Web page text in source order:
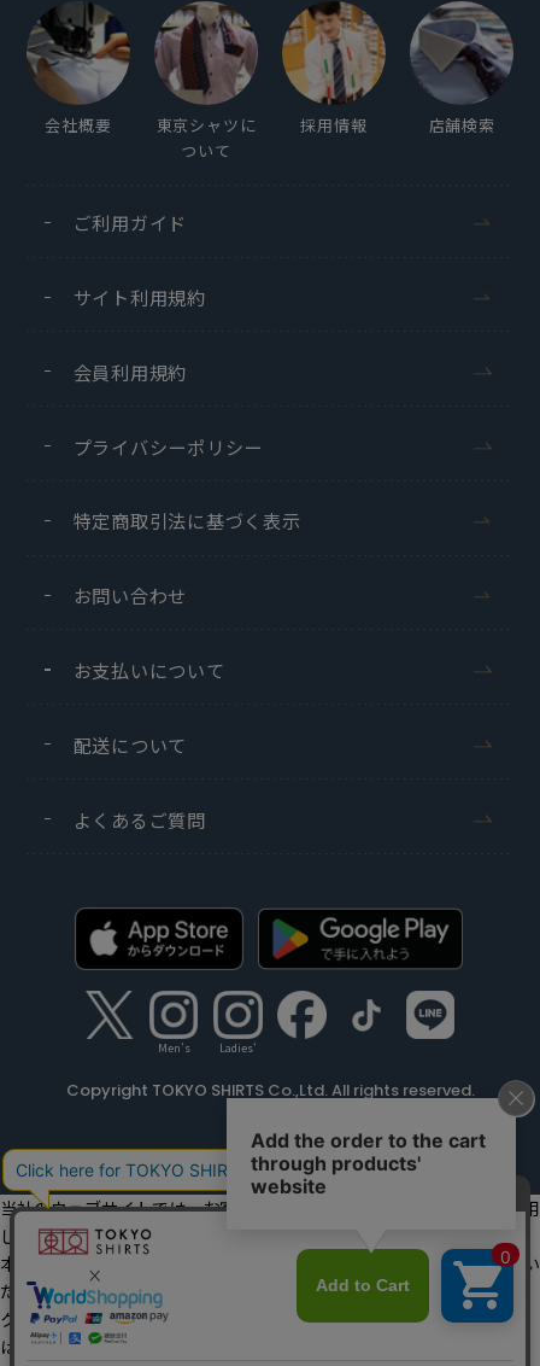
会社概要
東京シャツに
ついて
採用情報 店舗検索
ご利用ガイド
サイト利用規約
会員利用規約
プライバシーポリシー
特定商取引法に基づく表示
お問い合わせ
お支払いについて
配送について
よくあるご質問
Men's Ladies'
Copyright TOKYO SHIRTS Co.,Ltd. All rights reserved.
当社のウェブサイトでは、お客様の利便性向上のためにクッキーを利用
しています。
本ウェブサイトをこのままご利用になる場合、クッキーの使用に同意い
ただいたものとみなします。
クッキーを通じて収集する情報には、「お客様個人を特定できる情報」
は一切含まれておりません。詳細は